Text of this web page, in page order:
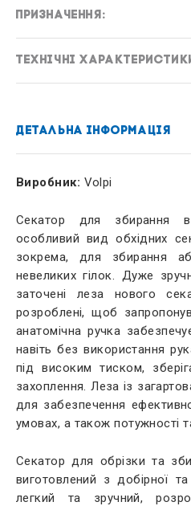
ПРИЗНАЧЕННЯ:
ТЕХНІЧНІ
ДЕТАЛЬНА ІНФОРМАЦІЯ
Виробник: Volpi
Секатор для збирання
особливий вид обхідних
зокрема, для збирання
невеликих гілок. Дуже
заточені леза нового
розроблені, щоб
анатомічна ручка
навіть без використання
під високим тиском,
захоплення. Леза із
для забезпечення
умовах, а також потужності
Секатор для обрізки та
виготовлений з добірної
легкий та зручний,